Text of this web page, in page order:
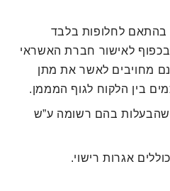
לחלופות בלבד
בכפוף לאישור חברת האשראי
מחויבים לאשר את מתן
בין הלקוח לגוף המממן.
שהבעלות בהם רשומה ע”ש
אגרות רישוי.